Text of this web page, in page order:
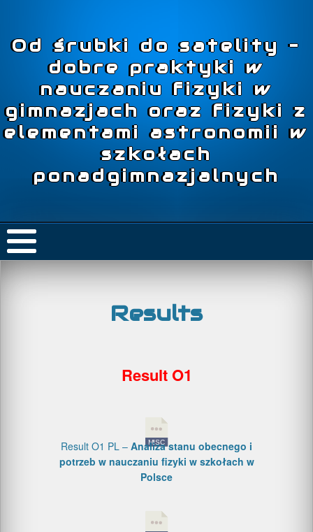
Od śrubki do satelity –
dobre praktyki w
nauczaniu fizyki w
gimnazjach oraz fizyki z
elementami astronomii w
szkołach
ponadgimnazjalnych
Results
Result O1
Result O1 PL – Analiza stanu obecnego i
potrzeb w nauczaniu fizyki w szkołach w
Polsce